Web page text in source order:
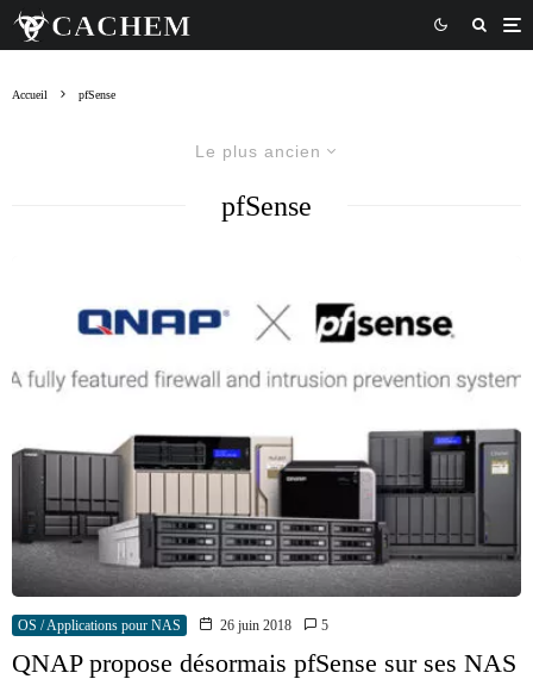
Accueil pfSense
Le plus ancien
pfSense
OS / Applications pour NAS 26 juin 2018 5
QNAP propose désormais pfSense sur ses NAS